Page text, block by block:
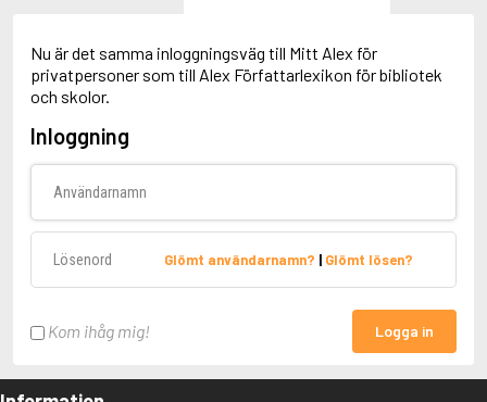
Nu är det samma inloggningsväg till Mitt Alex för
privatpersoner som till Alex Författarlexikon för bibliotek
och skolor.
Inloggning
Glömt användarnamn? | Glömt lösen?
Kom ihåg mig! Logga in